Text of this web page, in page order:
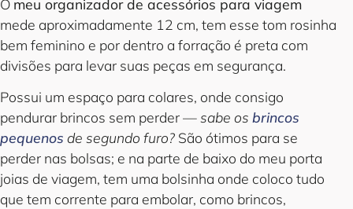
O meu organizador de acessórios para viagem
mede aproximadamente 12 cm, tem esse tom rosinha
bem feminino e por dentro a forração é preta com
divisões para levar suas peças em segurança.
Possui um espaço para colares, onde consigo
pendurar brincos sem perder —sabe os brincos
pequenos de segundo furo? São ótimos para se
perder nas bolsas; e na parte de baixo do meu porta
joias de viagem, tem uma bolsinha onde coloco tudo
que tem corrente para embolar, como brincos,